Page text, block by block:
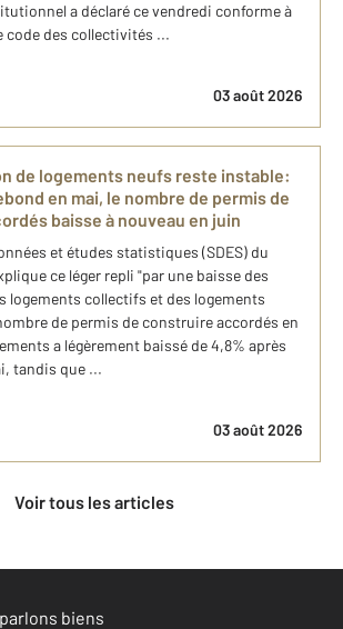
a déclaré ce vendredi conforme à
code des collectivités ...
03 août 2026
de logements neufs reste instable:
en mai, le nombre de permis de
baisse à nouveau en juin
et études statistiques (SDES) du
ce léger repli "par une baisse des
logements collectifs et des logements
de permis de construire accordés en
a légèrement baissé de 4,8% après
tandis que ...
03 août 2026
Voir tous les articles
biens